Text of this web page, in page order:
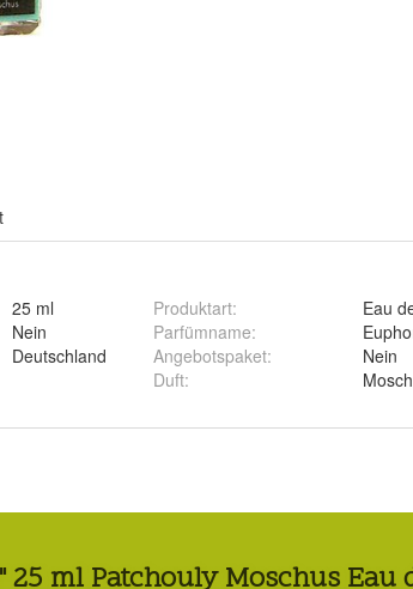
25 ml
Nein
Deutschland
Produktart:
Eau
Parfümname:
Angebotspaket:
Nein
Duft: